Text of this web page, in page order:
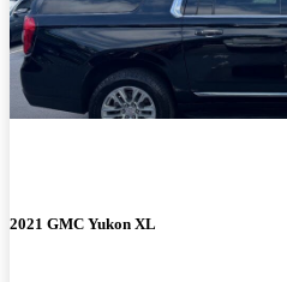
2021 GMC Yukon XL